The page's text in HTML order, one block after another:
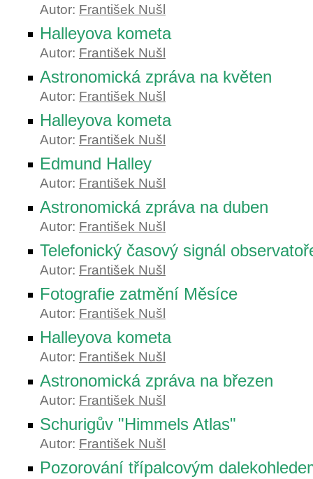
Autor: František Nušl
Halleyova kometa
Autor: František Nušl
Astronomická zpráva na květen
Autor: František Nušl
Halleyova kometa
Autor: František Nušl
Edmund Halley
Autor: František Nušl
Astronomická zpráva na duben
Autor: František Nušl
Telefonický časový signál
Autor: František Nušl
Fotografie zatmění Měsíce
Autor: František Nušl
Halleyova kometa
Autor: František Nušl
Astronomická zpráva na březen
Autor: František Nušl
Schurigův "Himmels Atlas"
Autor: František Nušl
Pozorování třípalcovým